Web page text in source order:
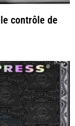
contrôle de